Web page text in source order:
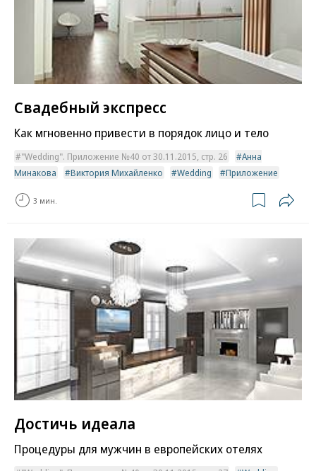
Свадебный экспресс
Как мгновенно привести в порядок лицо и тело
"Wedding". Приложение №40 от 30.11.2015, стр. 26
Анна
Минакова
Виктория Михайленко Wedding Приложение
3 мин.
Достичь идеала
Процедуры для мужчин в европейских отелях